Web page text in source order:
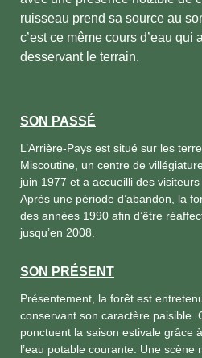
ruisseau prend sa source au
c’est ce même cours d’eau qui
desservant le terrain.
SON PASSÉ
L’Arrière-Pays est situé sur les
Miscoutine, un centre de
juin 1977 et a accueilli des visiteurs
Après une période d’abandon, la
des années 1990 afin d’être
jusqu’en 2008.
SON PRÉSENT
Présentement, la forêt est
conservant son caractère paisible.
ponctuent la saison estivale grâce
l’eau potable courante. Une scène